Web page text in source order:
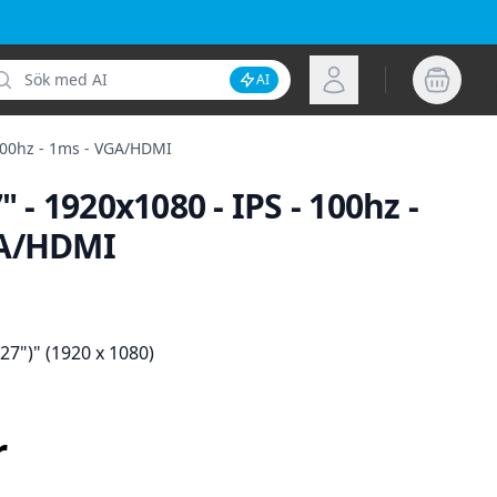
Inaktivera AI-sökning
AI Logga in
- 1ms - VGA/HDMI
- 1920x1080 - IPS - 100hz -
HDMI
(1920 x 1080)